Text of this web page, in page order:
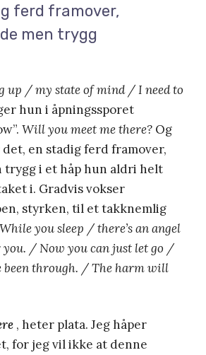
ferd framover,
men trygg
up / my state of mind / I need to
hun i åpningssporet
Will you meet me there? Og
en stadig ferd framover,
trygg i et håp hun aldri helt
i. Gradvis vokser
styrken, til et takknemlig
While you sleep / there’s an angel
/ Now you can just let go /
been through. / The harm will
, heter plata. Jeg håper
for jeg vil ikke at denne